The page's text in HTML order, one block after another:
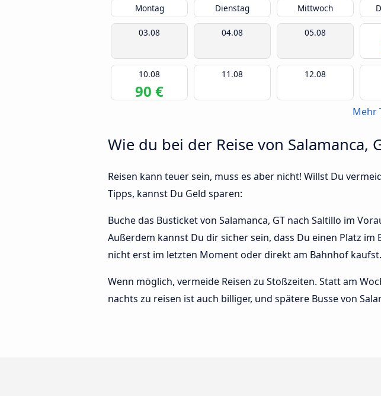
Montag Dienstag Mittwoch
03.08 04.08 05.08
10.08
90 €
11.08 12.08
Mehr
Wie du bei der Reise von Salamanca,
Reisen kann teuer sein, muss es aber nicht! Willst Du
Tipps, kannst Du Geld sparen:
Buche das Busticket von Salamanca, GT nach Saltillo im
Außerdem kannst Du dir sicher sein, dass Du einen Platz
nicht erst im letzten Moment oder direkt am Bahnhof kaufst.
Wenn möglich, vermeide Reisen zu Stoßzeiten. Statt am
nachts zu reisen ist auch billiger, und spätere Busse von